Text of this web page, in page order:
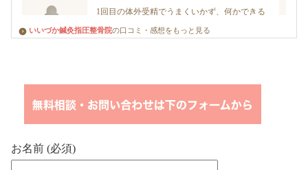
いいづか鍼灸指圧整骨院の口コミ・感想をもっと見る
お名前 (必須)